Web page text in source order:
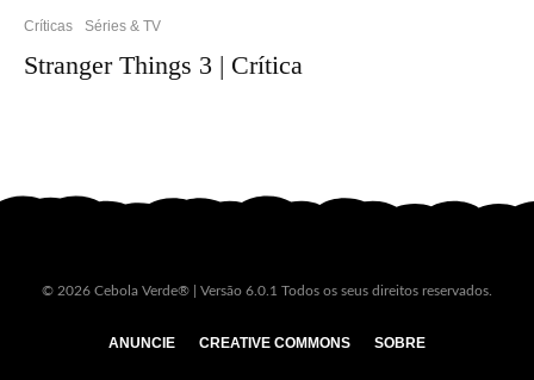
Críticas Séries & TV
Stranger Things 3 | Crítica
© 2026 Cebola Verde® | Versão 6.0.1 Todos os seus direitos reservados.
ANUNCIE CREATIVE COMMONS SOBRE